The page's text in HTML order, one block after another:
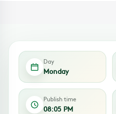
Day
Monday
Publish time
08:05 PM